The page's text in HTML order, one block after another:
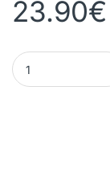
23.90€
Tesnila masa